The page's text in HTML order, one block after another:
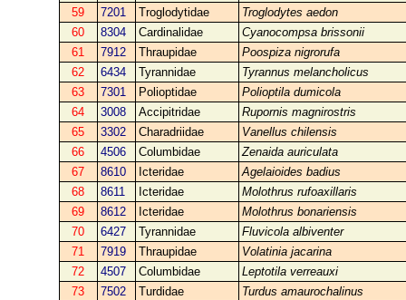
59
7201 Troglodytidae
Troglodytes aedon
60
8304 Cardinalidae
Cyanocompsa brissonii
61
7912 Thraupidae
Poospiza nigrorufa
62
6434 Tyrannidae
Tyrannus melancholicus
63
7301 Polioptidae
Polioptila dumicola
64
3008 Accipitridae
Rupornis magnirostris
65
3302 Charadriidae
Vanellus chilensis
66
4506 Columbidae
Zenaida auriculata
67
8610 Icteridae
Agelaioides badius
68
8611 Icteridae
Molothrus rufoaxillaris
69
8612 Icteridae
Molothrus bonariensis
70
6427 Tyrannidae
Fluvicola albiventer
71
7919 Thraupidae
Volatinia jacarina
72
4507 Columbidae
Leptotila verreauxi
73
7502 Turdidae
Turdus amaurochalinus